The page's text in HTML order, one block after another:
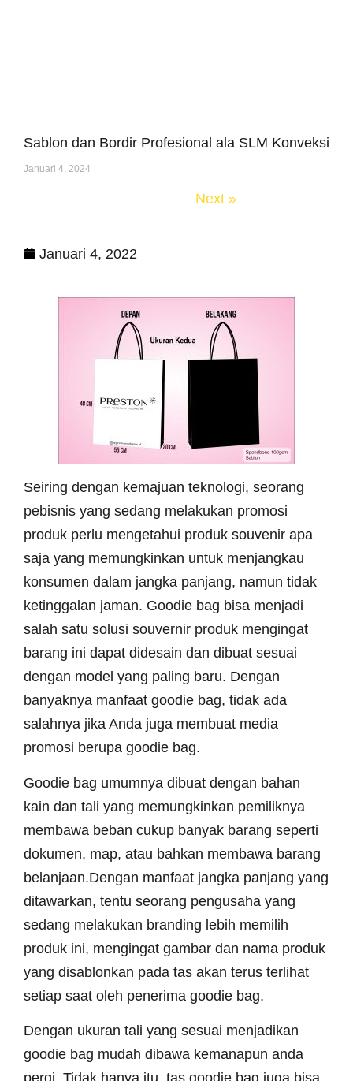
Januari 4, 2022
Seiring dengan kemajuan teknologi, seorang
pebisnis yang sedang melakukan promosi
produk perlu mengetahui produk souvenir apa
saja yang memungkinkan untuk menjangkau
konsumen dalam jangka panjang, namun tidak
ketinggalan jaman. Goodie bag bisa menjadi
salah satu solusi souvernir produk mengingat
barang ini dapat didesain dan dibuat sesuai
dengan model yang paling baru. Dengan
banyaknya manfaat goodie bag, tidak ada
salahnya jika Anda juga membuat media
promosi berupa goodie bag.
Goodie bag umumnya dibuat dengan bahan
kain dan tali yang memungkinkan pemiliknya
membawa beban cukup banyak barang seperti
dokumen, map, atau bahkan membawa barang
belanjaan.Dengan manfaat jangka panjang yang
ditawarkan, tentu seorang pengusaha yang
sedang melakukan branding lebih memilih
produk ini, mengingat gambar dan nama produk
yang disablonkan pada tas akan terus terlihat
setiap saat oleh penerima goodie bag.
Dengan ukuran tali yang sesuai menjadikan
goodie bag mudah dibawa kemanapun anda
Sablon dan Bordir Profesional ala SLM Konveksi
Januari 4, 2024
Next »